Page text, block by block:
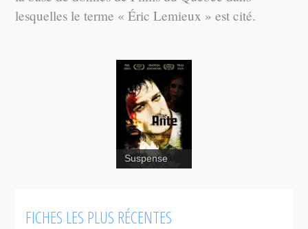
lesquelles le terme « Éric Lemieux » est cité.
Suspense
FICHES LES PLUS RÉCENTES